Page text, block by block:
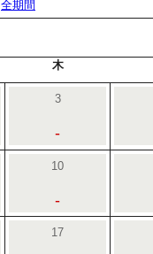
全期間
木
3
-
10
-
17